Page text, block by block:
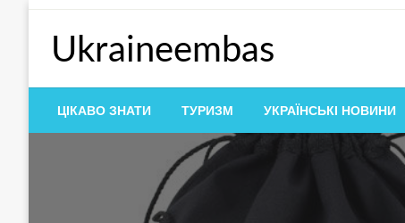
Перейти
контентуUkraineembas
ЦІКАВО ЗНАТИ ТУРИЗМ УКРАЇНСЬКІ НОВИНИ